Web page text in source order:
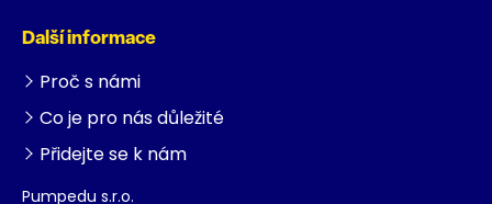
Další informace
Proč s námi
Co je pro nás důležité
Přidejte se k nám
Pumpedu s.r.o.